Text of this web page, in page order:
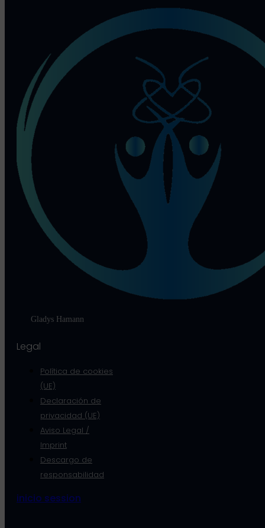
Gladys Hamann
Legal
Política de cookies
(UE)
Declaración de
privacidad (UE)
Aviso Legal /
Imprint
Descargo de
responsabilidad
inicio session